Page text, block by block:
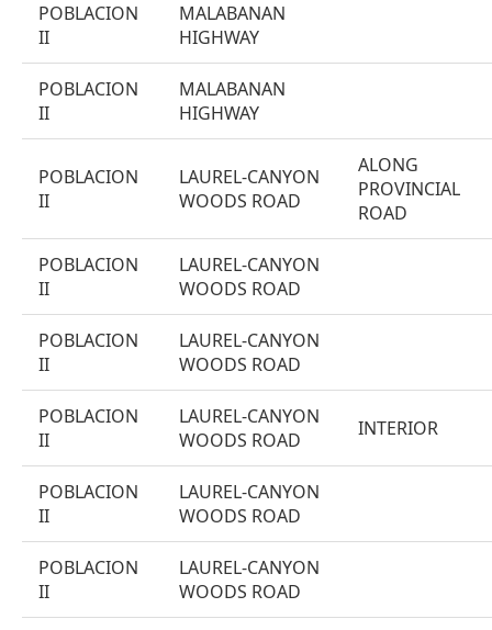
POBLACION
II
MALABANAN
HIGHWAY
POBLACION
II
MALABANAN
HIGHWAY
POBLACION
II
LAUREL-CANYON
WOODS ROAD
ALONG
PROVINCIAL
ROAD
POBLACION
II
LAUREL-CANYON
WOODS ROAD
POBLACION
II
LAUREL-CANYON
WOODS ROAD
POBLACION
II
LAUREL-CANYON
WOODS ROAD
INTERIOR
POBLACION
II
LAUREL-CANYON
WOODS ROAD
POBLACION
II
LAUREL-CANYON
WOODS ROAD